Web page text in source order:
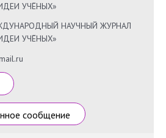
УЧЁНЫХ»
НАУЧНЫЙ ЖУРНАЛ
УЧЁНЫХ»
сообщение